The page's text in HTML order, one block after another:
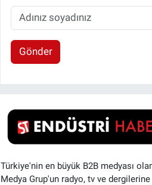
Gönder
Türkiye'nin en büyük B2B medyası
Medya Grup'un radyo, tv ve